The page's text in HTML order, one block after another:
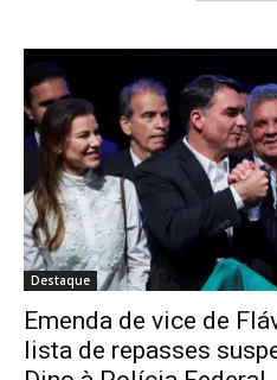
Destaque
Emenda de vice de
lista de repasses